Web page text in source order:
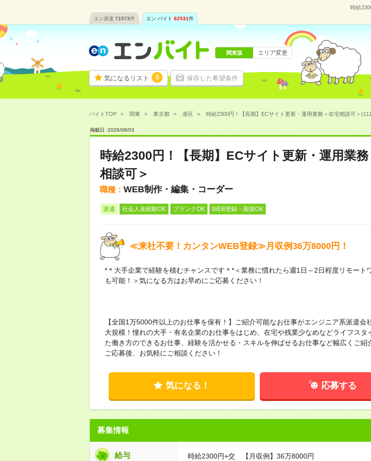
時給
エン派遣 71573件 エン バイト 82531件
気になるリスト 0 保存した希望条件
関東版 エリア変更
バイトTOP 関東 東京都 港区 時給2300円！【長期】ECサイト更新・運用業務＜在宅相談可＞
掲載日 :2026/08/03
時給2300円！【長期】ECサイト更新・運用業
相談可＞
職種： WEB制作・編集・コーダー
派遣 社会人未経験OK ブランクOK WEB登録・面接OK
≪来社不要！カンタンWEB登録≫月収例36万8000円！
*＊大手企業で経験を積むチャンスです＊*＜業務に慣れたら週1日～2日程度リモート
も可能！＞気になる方はお早めにご応募ください！
【全国1万5000件以上のお仕事を保有！】ご紹介可能なお仕事がエンジニア系派遣会
大規模！憧れの大手・有名企業のお仕事をはじめ、在宅や残業少なめなどライフスタ
た働き方のできるお仕事、経験を活かせる・スキルを伸ばせるお仕事など幅広くご紹
ご応募後、お気軽にご相談ください！
気になる！ 応募する
募集情報
給与 時給2300円+交 【月収例】36万8000円